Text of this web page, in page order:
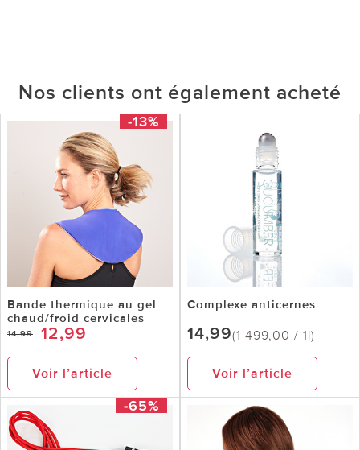
Nos clients ont également acheté
-13%
Bande thermique au gel
chaud/froid cervicales
14,99 12,99
Voir l’article
Complexe anticernes
14,99(1 499,00 / 1l)
Voir l’article
-65%